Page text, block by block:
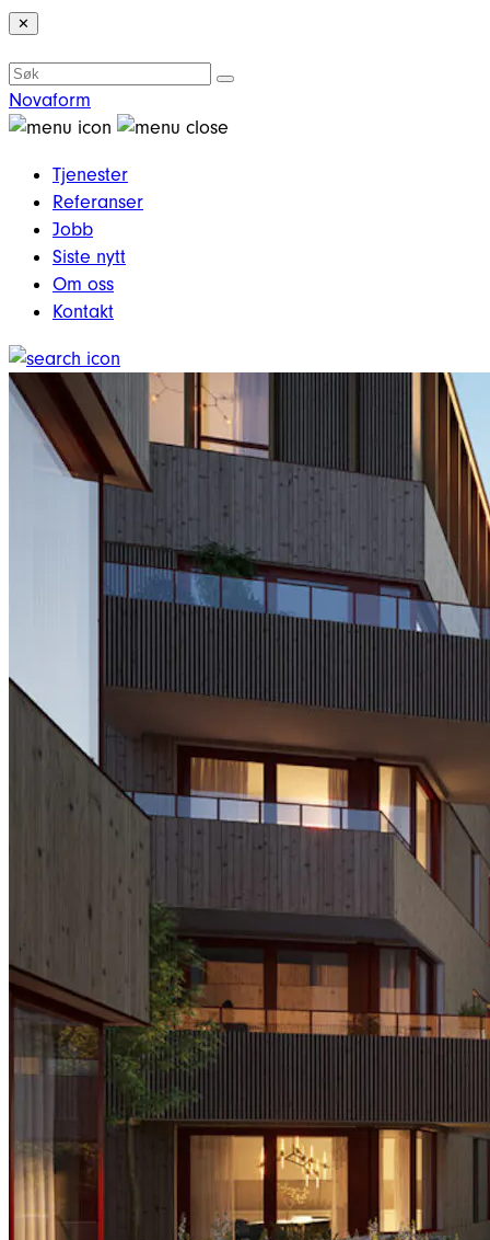
✕
Novaform
Tjenester
Referanser
Jobb
Siste nytt
Om oss
Kontakt